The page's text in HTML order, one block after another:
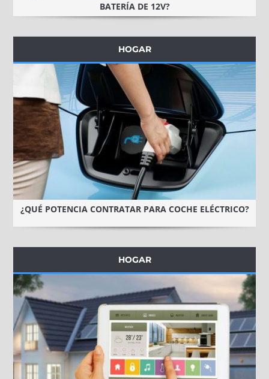
BATERÍA DE 12V?
HOGAR
¿QUÉ POTENCIA CONTRATAR PARA COCHE ELÉCTRICO?
HOGAR